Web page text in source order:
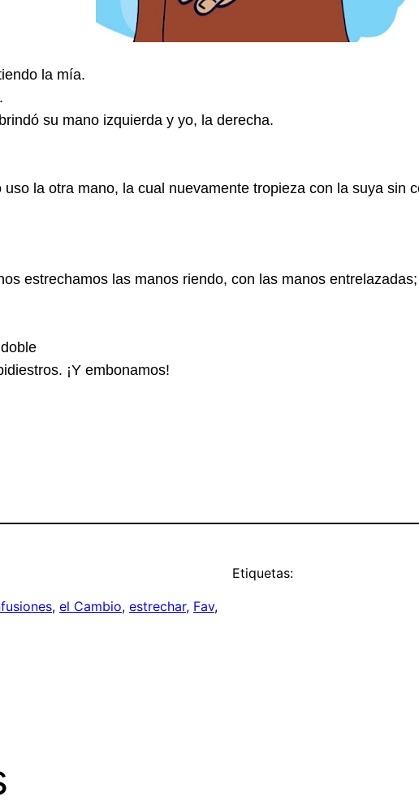
la mía.
su mano izquierda y yo, la derecha.
uso la otra mano, la cual nuevamente tropieza con la suya sin
estrechamos las manos riendo, con las manos
. ¡Y embonamos!
, el Cambio, estrechar, Fav
Etiquetas: